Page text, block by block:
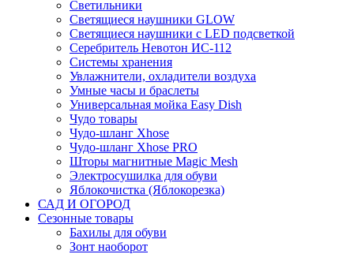
Светильники
Светящиеся наушники GLOW
Светящиеся наушники с LED подсветкой
Серебритель Невотон ИС-112
Системы хранения
Увлажнители, охладители воздуха
Умные часы и браслеты
Универсальная мойка Easy Dish
Чудо товары
Чудо-шланг Xhose
Чудо-шланг Xhose PRO
Шторы магнитные Magic Mesh
Электросушилка для обуви
Яблокочистка (Яблокорезка)
САД И ОГОРОД
Сезонные товары
Бахилы для обуви
Зонт наоборот